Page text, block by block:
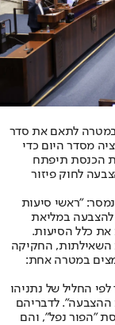
במטרה לתאם את סדר
מסדר היום כדי
הכנסת תיפתח
ההצבעה לחוק פיזור
"ראשי סיעות
להצבעה במליאת
כלל הסיעות.
השאילתות, החקיקה
במטרה אחת:
לפי החליל של נתניהו
ההצבעה". לדבריהם
"הפור נפל", והם